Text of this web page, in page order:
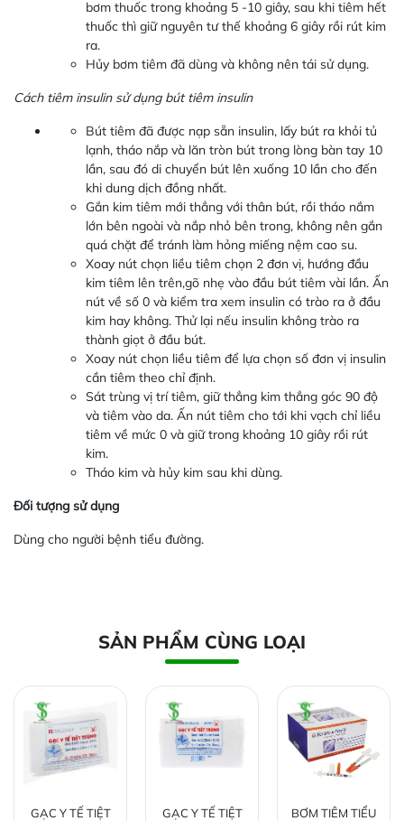
bơm thuốc trong khoảng 5 -10 giây, sau khi tiêm hết
thuốc thì giữ nguyên tư thế khoảng 6 giây rồi rút kim
ra.
Hủy bơm tiêm đã dùng và không nên tái sử dụng.
Cách tiêm insulin sử dụng bút tiêm insulin
Bút tiêm đã được nạp sẵn insulin, lấy bút ra khỏi tủ
lạnh, tháo nắp và lăn tròn bút trong lòng bàn tay 10
lần, sau đó di chuyển bút lên xuống 10 lần cho đến
khi dung dịch đồng nhất.
Gắn kim tiêm mới thẳng với thân bút, rồi tháo nắm
lớn bên ngoài và nắp nhỏ bên trong, không nên gắn
quá chặt để tránh làm hỏng miếng nệm cao su.
Xoay nút chọn liều tiêm chọn 2 đơn vị, hướng đầu
kim tiêm lên trên,gõ nhẹ vào đầu bút tiêm vài lần. Ấn
nút về số 0 và kiểm tra xem insulin có trào ra ở đầu
kim hay không. Thử lại nếu insulin không trào ra
thành giọt ở đầu bút.
Xoay nút chọn liều tiêm để lựa chọn số đơn vị insulin
cần tiêm theo chỉ định.
Sát trùng vị trí tiêm, giữ thẳng kim thẳng góc 90 độ
và tiêm vào da. Ấn nút tiêm cho tới khi vạch chỉ liều
tiêm về mức 0 và giữ trong khoảng 10 giây rồi rút
kim.
Tháo kim và hủy kim sau khi dùng.
Đối tượng sử dụng
Dùng cho người bệnh tiểu đường.
SẢN PHẨM CÙNG LOẠI
GẠC Y TẾ TIỆT
GẠC Y TẾ TIỆT
BƠM TIÊM TIỂU